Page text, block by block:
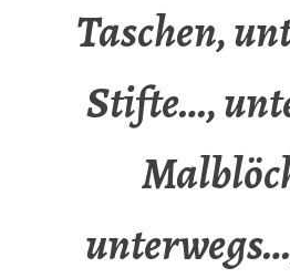
Taschen,
Stifte…,